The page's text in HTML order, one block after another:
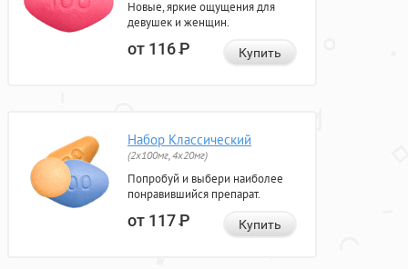
Новые, яркие ощущения для
девушек и женщин.
от 116Р Купить
Набор Классический
(2x100мг, 4x20мг)
Попробуй и выбери наиболее
понравившийся препарат.
от 117Р Купить